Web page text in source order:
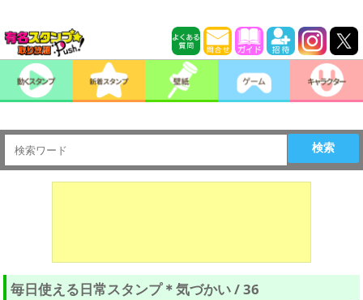
検索
毎日使える日常スタンプ＊気づかい / 36